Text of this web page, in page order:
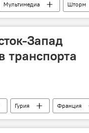
Мультимедиа Шторм
Запад
транспорта
Гурия
Франция
дороги, машины и их